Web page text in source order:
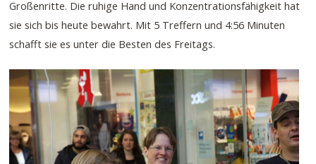
Großenritte. Die ruhige Hand und Konzentrationsfähigkeit hat
sie sich bis heute bewahrt. Mit 5 Treffern und 4:56 Minuten
schafft sie es unter die Besten des Freitags.